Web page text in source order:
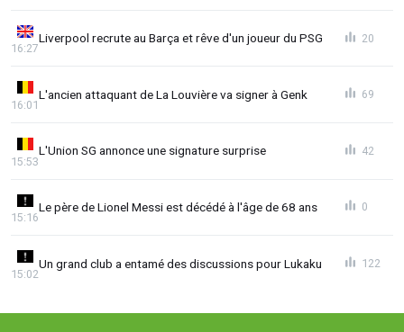
Liverpool recrute au Barça et rêve d'un joueur du PSG
16:27
20
L'ancien attaquant de La Louvière va signer à Genk
16:01
69
L'Union SG annonce une signature surprise
15:53
42
Le père de Lionel Messi est décédé à l'âge de 68 ans
15:16
0
Un grand club a entamé des discussions pour Lukaku
15:02
122